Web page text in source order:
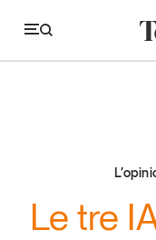
Economia
Innovazione
Le tre